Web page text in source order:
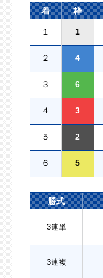
着 枠
１ 1
２ 4
３ 6
４ 3
５ 2
６ 5
勝式
3連単
3連複